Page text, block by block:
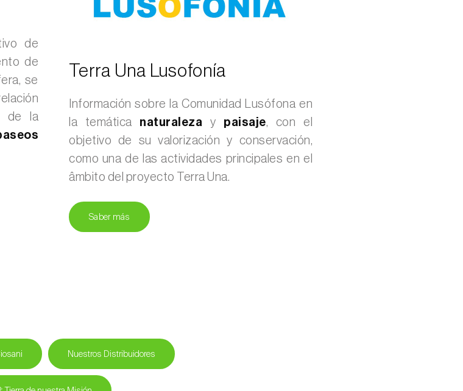
de
de
se
de la
Terra Una Lusofonía
Información sobre la Comunidad Lusófona en
la temática naturaleza y paisaje, con el
objetivo de su valorización y conservación,
como una de las actividades principales en el
âmbito del proyecto Terra Una.
Saber más
Nuestros Distribuidores